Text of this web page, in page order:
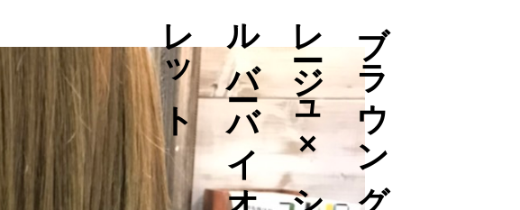
ブ
ラ
ウ
ン
グ
レ
ー
ジ
ュ
×
シ
ル
バ
ー
バ
イ
オ
レ
ッ
ト